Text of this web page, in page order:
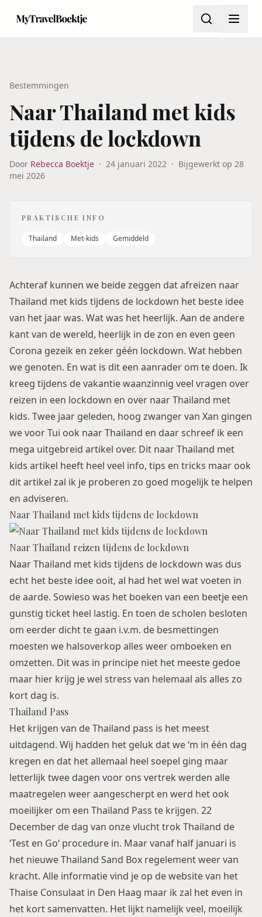
Bestemmingen
Naar Thailand met kids
tijdens de lockdown
Door Rebecca Boektje · 24 januari 2022 · Bijgewerkt op 28
mei 2026
PRAKTISCHE INFO
Thailand Met-kids Gemiddeld
Achteraf kunnen we beide zeggen dat afreizen naar
Thailand met kids tijdens de lockdown het beste idee
van het jaar was. Wat was het heerlijk. Aan de andere
kant van de wereld, heerlijk in de zon en even geen
Corona gezeik en zeker géén lockdown. Wat hebben
we genoten. En wat is dit een aanrader om te doen. Ik
kreeg tijdens de vakantie waanzinnig veel vragen over
reizen in een lockdown en over naar Thailand met
kids. Twee jaar geleden, hoog zwanger van Xan gingen
we voor Tui ook naar Thailand en daar schreef ik een
mega uitgebreid artikel over. Dit naar Thailand met
kids artikel heeft heel veel info, tips en tricks maar ook
dit artikel zal ik je proberen zo goed mogelijk te helpen
en adviseren.
Naar Thailand met kids tijdens de lockdown
Naar Thailand reizen tijdens de lockdown
Naar Thailand met kids tijdens de lockdown was dus
echt het beste idee ooit, al had het wel wat voeten in
de aarde. Sowieso was het boeken van een beetje een
gunstig ticket heel lastig. En toen de scholen besloten
om eerder dicht te gaan i.v.m. de besmettingen
moesten we halsoverkop alles weer omboeken en
omzetten. Dit was in principe niet het meeste gedoe
maar hier krijg je wel stress van helemaal als alles zo
kort dag is.
Thailand Pass
Het krijgen van de Thailand pass is het meest
uitdagend. Wij hadden het geluk dat we ‘m in één dag
kregen en dat het allemaal heel soepel ging maar
letterlijk twee dagen voor ons vertrek werden alle
maatregelen weer aangescherpt en werd het ook
moeilijker om een Thailand Pass te krijgen. 22
December de dag van onze vlucht trok Thailand de
‘Test en Go‘ procedure in. Maar vanaf half januari is
het nieuweThailand Sand Box regelement weer van
kracht. Alle informatie vind je op de website van het
Thaise Consulaat in Den Haag maar ik zal het even in
het kort samenvatten. Het lijkt namelijk veel, moeilijk